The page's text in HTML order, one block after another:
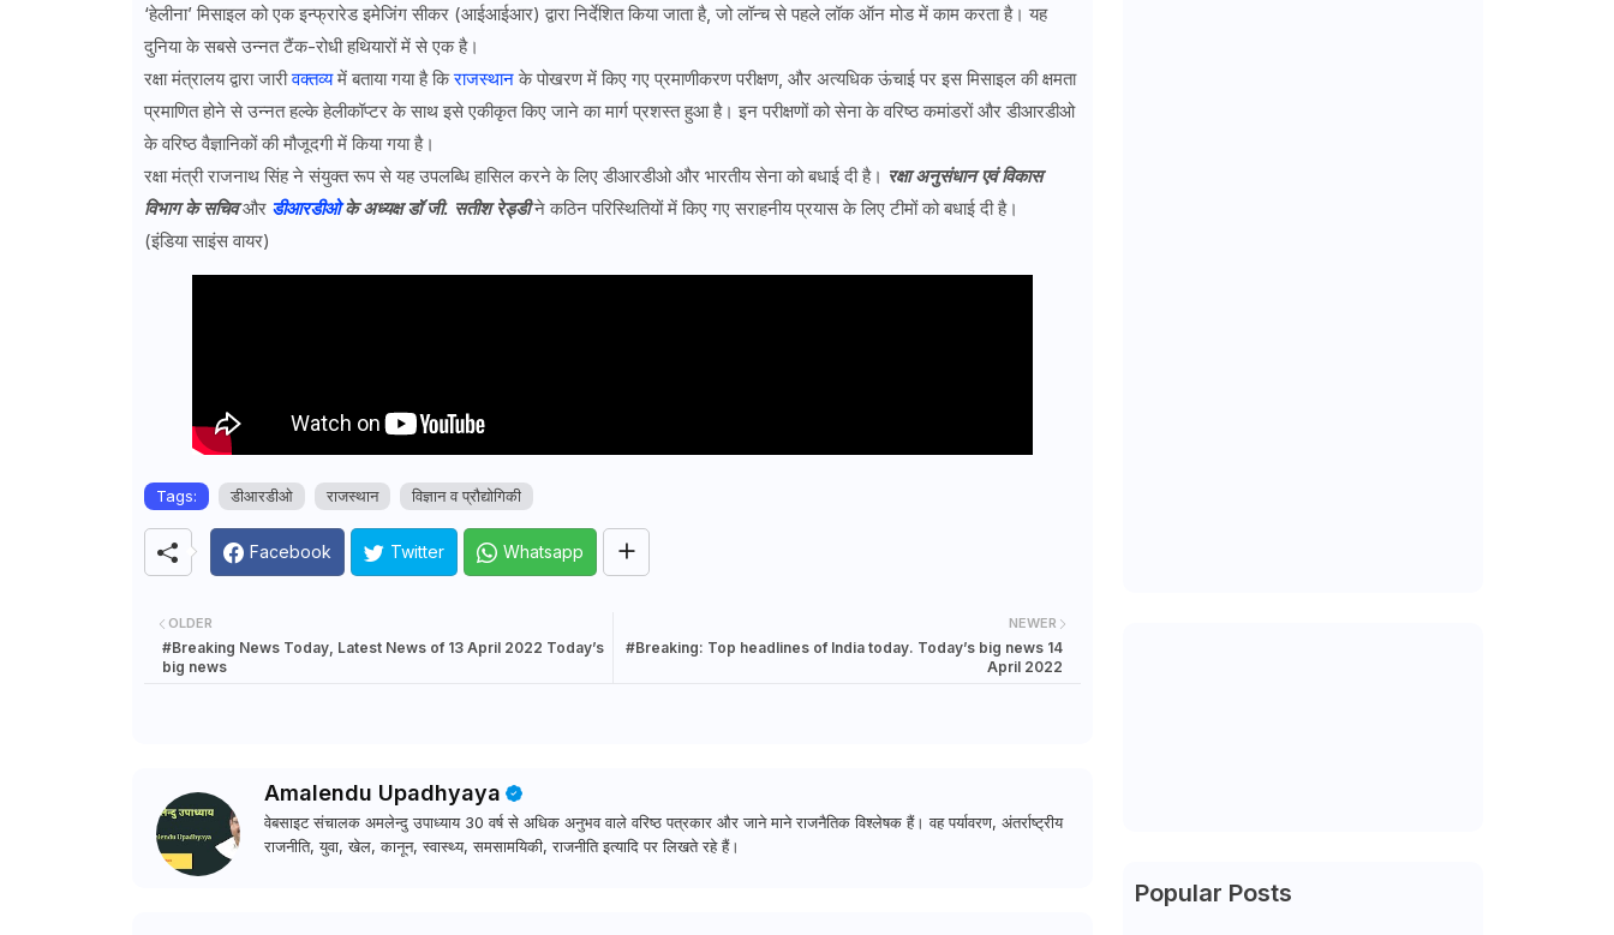
‘हेलीना’ मिसाइल को एक इन्फ्रारेड इमेजिंग सीकर (आईआईआर) द्वारा निर्देशित किया जाता है, जो लॉन्च से पहले लॉक ऑन मोड में काम करता है। यह
दुनिया के सबसे उन्नत टैंक-रोधी हथियारों में से एक है।
रक्षा मंत्रालय द्वारा जारीवक्तव्यमें बताया गया है किराजस्थानके पोखरण में किए गए प्रमाणीकरण परीक्षण, और अत्यधिक ऊंचाई पर इस मिसाइल की क्षमता
प्रमाणित होने से उन्नत हल्के हेलीकॉप्टर के साथ इसे एकीकृत किए जाने का मार्ग प्रशस्त हुआ है। इन परीक्षणों को सेना के वरिष्ठ कमांडरों और डीआरडीओ
के वरिष्ठ वैज्ञानिकों की मौजूदगी में किया गया है।
रक्षा मंत्री राजनाथ सिंह ने संयुक्त रूप से यह उपलब्धि हासिल करने के लिए डीआरडीओ और भारतीय सेना को बधाई दी है। रक्षा अनुसंधान एवं विकास
विभाग के सचिवऔर डीआरडीओके अध्यक्ष डॉ जी. सतीश रेड्डीने कठिन परिस्थितियों में किए गए सराहनीय प्रयास के लिए टीमों को बधाई दी है।
(इंडिया साइंस वायर)
Tags: डीआरडीओ राजस्थान विज्ञान व प्रौद्योगिकी
Facebook Twitter Whatsapp
NEWER
#Breaking: Top headlines of India today. Today’s big news 14
April 2022
OLDER
#Breaking News Today, Latest News of 13 April 2022 Today’s
big news
Amalendu Upadhyaya
वेबसाइट संचालक अमलेन्दु उपाध्याय 30 वर्ष से अधिक अनुभव वाले वरिष्ठ पत्रकार और जाने माने राजनैतिक विश्लेषक हैं। वह पर्यावरण, अंतर्राष्ट्रीय
राजनीति, युवा, खेल, कानून, स्वास्थ्य, समसामयिकी, राजनीति इत्यादि पर लिखते रहे हैं।
Popular Posts